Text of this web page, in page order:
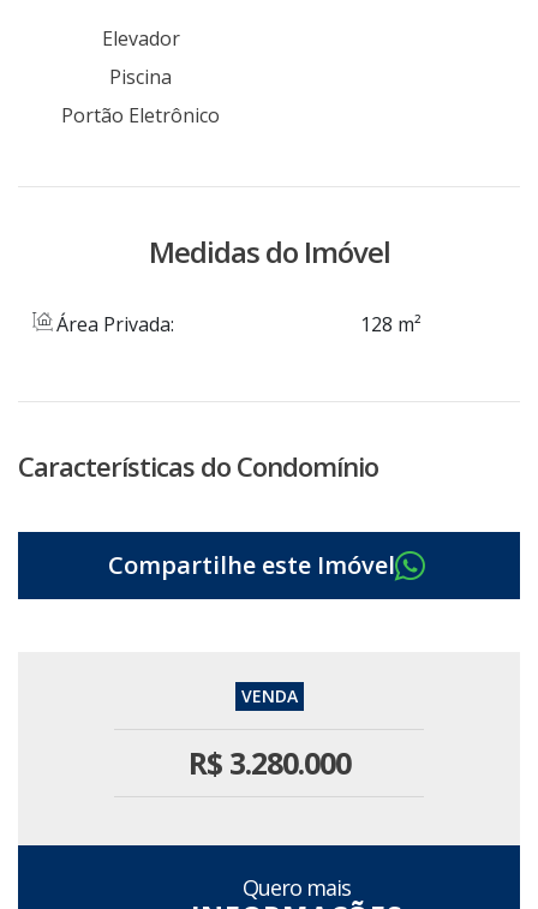
Elevador
Piscina
Portão Eletrônico
Medidas do Imóvel
Área Privada: 128 m²
Características do Condomínio
R$3.280.000
Quero mais